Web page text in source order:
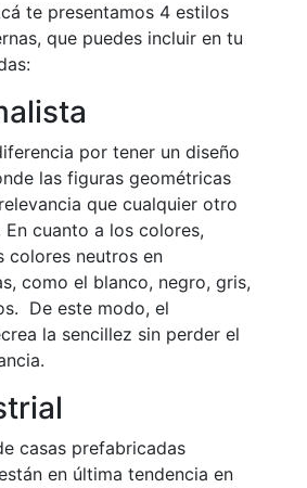
te presentamos 4 estilos
que puedes incluir en tu
por tener un diseño
las figuras geométricas
que cualquier otro
cuanto a los colores,
colores neutros en
como el blanco, negro, gris,
De este modo, el
la sencillez sin perder el
casas prefabricadas
en última tendencia en